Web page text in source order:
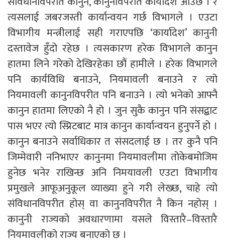
त्यसलाई जबरजस्ती कार्यान्वयन गर्छ विभागले । एउटा
विभागीय मन्त्रीलाई सही गराएपछि ‘कार्यादेश’ कानुनी
दस्तावेज हुँदो रहेछ । त्यसकारण हरेक विभागले कानुन
हातमा लिने गरेको देखिरहेका छौं हामीले । हरेक विभागले
पनि कार्यविधि बनाउने, नियमावली बनाउने र त्यो
नियमावली कानुनविपरीत पनि बनाउने । त्यो भनेको आफ्नै
कानुन हातमा लिएको नै हो । जुन सुकै कानुन पनि संसद्बाट
पास भएर त्यो स्प्रिटबाट मात्र कानुन कार्यान्वयन हुनुपर्ने हो ।
कानुन बनाउने सर्वाधिकार त संसदलाई छ । तर कुनै पनि
जिम्मेवारी ननिभाएर कानुनमा नियमावलीमा तोकेबमोजिम
हुनेछ भनेर राखिन्छ अनि निमयावली एउटा विभागीय
प्रमुखले आफूअनुकूल व्याख्या हुने गरी लेख्छ, चाहे त्यो
संविधानविपरीत होस् वा कानुनविपरीत नै किन नहोस् ।
कानुनी राज्यको अवधारणामा यसले विस्तारै–विस्तारै
नियमावलीको राज्य बनाएको छ ।